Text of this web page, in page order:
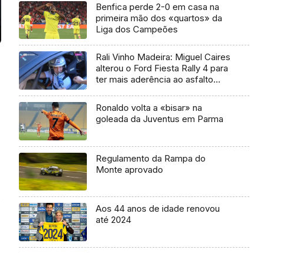
Benfica perde 2-0 em casa na
primeira mão dos «quartos» da
Liga dos Campeões
Rali Vinho Madeira: Miguel Caires
alterou o Ford Fiesta Rally 4 para
ter mais aderência ao asfalto
Ronaldo volta a «bisar» na
goleada da Juventus em Parma
Regulamento da Rampa do
Monte aprovado
Aos 44 anos de idade renovou
até 2024